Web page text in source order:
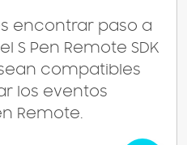
encontrar paso a
S Pen Remote SDK
compatibles
los eventos
Remote.